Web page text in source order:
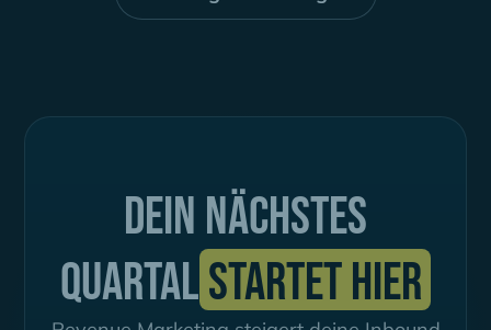
Dein nächstes
Quartalstartet hier